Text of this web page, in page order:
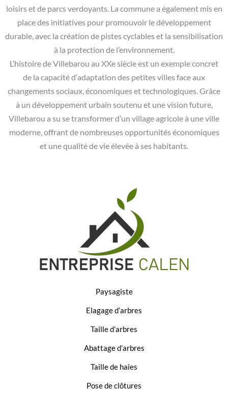
loisirs et de parcs verdoyants. La commune a également mis en
place des initiatives pour promouvoir le développement
durable, avec la création de pistes cyclables et la sensibilisation
à la protection de l’environnement.
L’histoire de Villebarou au XXe siècle est un exemple concret
de la capacité d’adaptation des petites villes face aux
changements sociaux, économiques et technologiques. Grâce
à un développement urbain soutenu et une vision future,
Villebarou a su se transformer d’un village agricole à une ville
moderne, offrant de nombreuses opportunités économiques
et une qualité de vie élevée à ses habitants.
Paysagiste
Elagage d’arbres
Taille d’arbres
Abattage d’arbres
Taille de haies
Pose de clôtures